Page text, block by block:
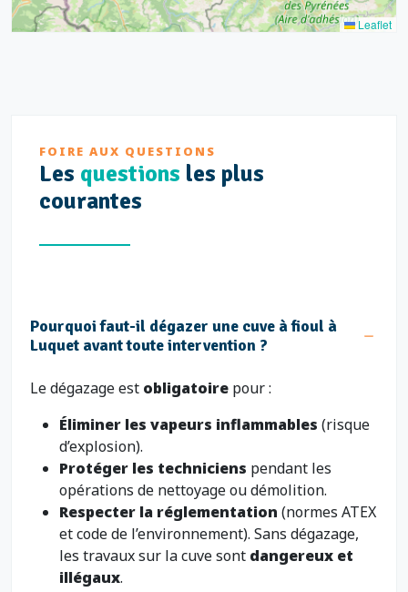
Leaflet
FOIRE AUX QUESTIONS
Les questions les plus
courantes
Pourquoi faut-il dégazer une cuve à fioul à
Luquet avant toute intervention ?
Le dégazage est obligatoire pour :
Éliminer les vapeurs inflammables (risque
d’explosion).
Protéger les techniciens pendant les
opérations de nettoyage ou démolition.
Respecter la réglementation (normes ATEX
et code de l’environnement). Sans dégazage,
les travaux sur la cuve sont dangereux et
illégaux.